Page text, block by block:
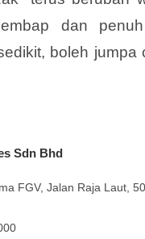
dan
boleh jumpa
Sdn Bhd
FGV, Jalan Raja Laut,